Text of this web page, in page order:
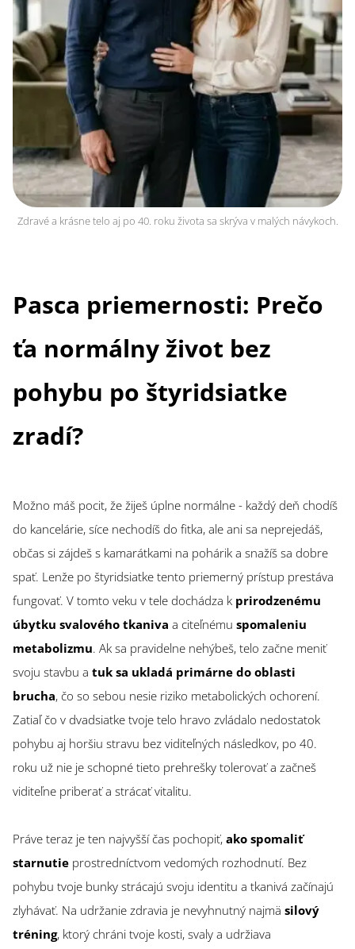
Zdravé a krásne telo aj po 40. roku života sa skrýva v malých návykoch.
Pasca priemernosti: Prečo
ťa normálny život bez
pohybu po štyridsiatke
zradí?
Možno máš pocit, že žiješ úplne normálne - každý deň chodíš
do kancelárie, síce nechodíš do fitka, ale ani sa neprejedáš,
občas si zájdeš s kamarátkami na pohárik a snažíš sa dobre
spať. Lenže po štyridsiatke tento priemerný prístup prestáva
fungovať. V tomto veku v tele dochádza k prirodzenému
úbytku svalového tkaniva a citeľnému spomaleniu
metabolizmu. Ak sa pravidelne nehýbeš, telo začne meniť
svoju stavbu a tuk sa ukladá primárne do oblasti
brucha, čo so sebou nesie riziko metabolických ochorení.
Zatiaľ čo v dvadsiatke tvoje telo hravo zvládalo nedostatok
pohybu aj horšiu stravu bez viditeľných následkov, po 40.
roku už nie je schopné tieto prehrešky tolerovať a začneš
viditeľne priberať a strácať vitalitu.
Práve teraz je ten najvyšší čas pochopiť, ako spomaliť
starnutie prostredníctvom vedomých rozhodnutí. Bez
pohybu tvoje bunky strácajú svoju identitu a tkanivá začínajú
zlyhávať. Na udržanie zdravia je nevyhnutný najmä silový
tréning, ktorý chráni tvoje kosti, svaly a udržiava